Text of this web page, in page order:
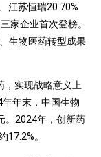
江苏恒瑞20.70%
家企业首次登榜。
生物医药转型成果
，实现战略意义上
年末，中国生物
。2024年，创新药
17.2%。